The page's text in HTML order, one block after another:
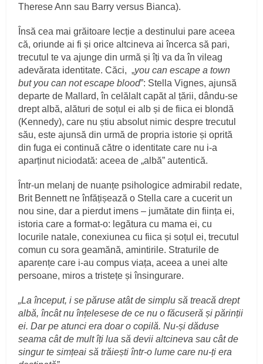
Therese Ann sau Barry versus Bianca).
Însă cea mai grăitoare lecție a destinului pare aceea
că, oriunde ai fi și orice altcineva ai încerca să pari,
trecutul te va ajunge din urmă și îți va da în vileag
adevărata identitate. Căci, „you can escape a town
but you can not escape blood”: Stella Vignes, ajunsă
departe de Mallard, în celălalt capăt al țării, dându-se
drept albă, alături de soțul ei alb și de fiica ei blondă
(Kennedy), care nu știu absolut nimic despre trecutul
său, este ajunsă din urmă de propria istorie și oprită
din fuga ei continuă către o identitate care nu i-a
aparținut niciodată: aceea de „albă” autentică.
Într-un melanj de nuanțe psihologice admirabil redate,
Brit Bennett ne înfățișează o Stella care a cucerit un
nou sine, dar a pierdut imens – jumătate din ființa ei,
istoria care a format-o: legătura cu mama ei, cu
locurile natale, conexiunea cu fiica și soțul ei, trecutul
comun cu sora geamănă, amintirile. Straturile de
aparențe care i-au compus viața, aceea a unei alte
persoane, miros a tristețe și însingurare.
„La început, i se păruse atât de simplu să treacă drept
albă, încât nu înțelesese de ce nu o făcuseră și părinții
ei. Dar pe atunci era doar o copilă. Nu-și dăduse
seama cât de mult îți lua să devii altcineva sau cât de
singur te simțeai să trăiești într-o lume care nu-ți era